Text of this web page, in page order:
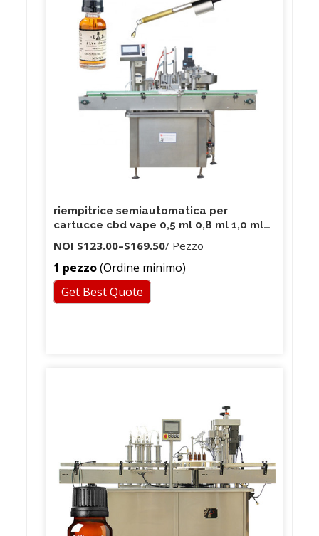
riempitrice semiautomatica per
cartucce cbd vape 0,5 ml 0,8 ml 1,0 ml
Riempitore per carrelli vaporizzatore
Ecig
NOI $123.00–$169.50/ Pezzo
1 pezzo(Ordine minimo)
Get Best Quote